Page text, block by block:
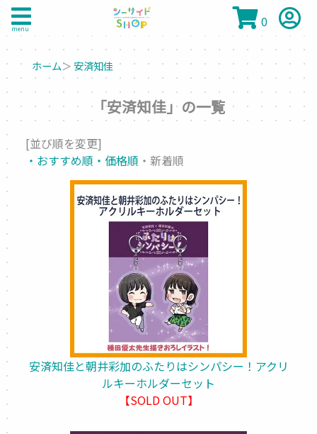
menu 0
ホーム＞ 安済知佳
「安済知佳」の一覧
[並び順を変更]
・おすすめ順 ・価格順 ・新着順
安済知佳と朝井彩加のふたりはシンパシー！アクリ
ルキーホルダーセット
【SOLD OUT】